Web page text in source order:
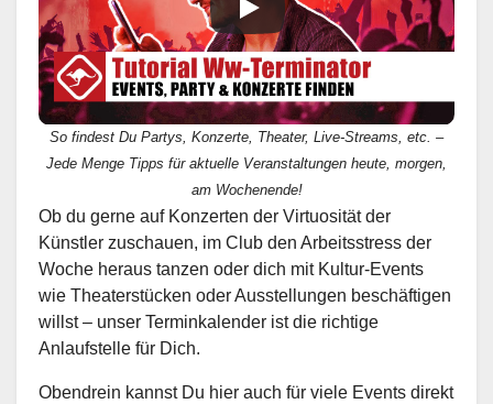
So findest Du Partys, Konzerte, Theater, Live-Streams, etc. –
Jede Menge Tipps für aktuelle Veranstaltungen heute, morgen,
am Wochenende!
Ob du gerne auf Konzerten der Virtuosität der
Künstler zuschauen, im Club den Arbeitsstress der
Woche heraus tanzen oder dich mit Kultur-Events
wie Theaterstücken oder Ausstellungen beschäftigen
willst – unser Terminkalender ist die richtige
Anlaufstelle für Dich.
Obendrein kannst Du hier auch für viele Events direkt